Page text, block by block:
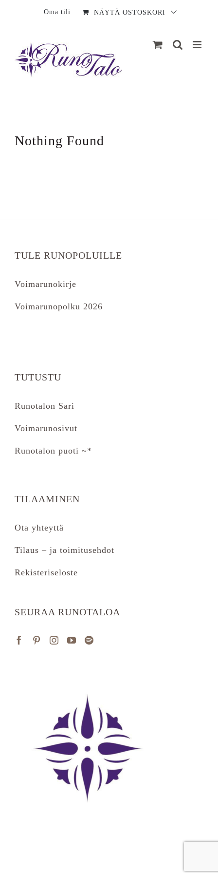
Oma tili NÄYTÄ OSTOSKORI
Nothing Found
TULE RUNOPOLUILLE
Voimarunokirje
Voimarunopolku 2026
TUTUSTU
Runotalon Sari
Voimarunosivut
Runotalon puoti ~*
TILAAMINEN
Ota yhteyttä
Tilaus – ja toimitusehdot
Rekisteriseloste
SEURAA RUNOTALOA